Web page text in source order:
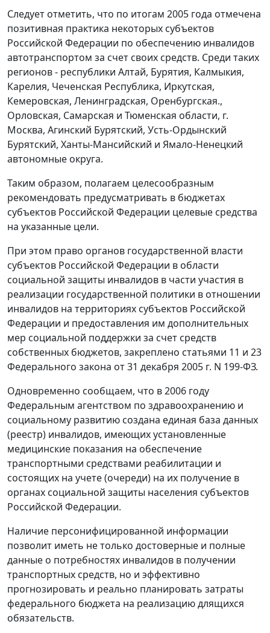
Следует отметить, что по итогам 2005 года отмечена
позитивная практика некоторых субъектов
Российской Федерации по обеспечению инвалидов
автотранспортом за счет своих средств. Среди таких
регионов - республики Алтай, Бурятия, Калмыкия,
Карелия, Чеченская Республика, Иркутская,
Кемеровская, Ленинградская, Оренбургская.,
Орловская, Самарская и Тюменская области, г.
Москва, Агинский Бурятский, Усть-Ордынский
Бурятский, Ханты-Мансийский и Ямало-Ненецкий
автономные округа.
Таким образом, полагаем целесообразным
рекомендовать предусматривать в бюджетах
субъектов Российской Федерации целевые средства
на указанные цели.
При этом право органов государственной власти
субъектов Российской Федерации в области
социальной защиты инвалидов в части участия в
реализации государственной политики в отношении
инвалидов на территориях субъектов Российской
Федерации и предоставления им дополнительных
мер социальной поддержки за счет средств
собственных бюджетов, закреплено статьями 11 и 23
Федерального закона от 31 декабря 2005 г. N 199-ФЗ.
Одновременно сообщаем, что в 2006 году
Федеральным агентством по здравоохранению и
социальному развитию создана единая база данных
(реестр) инвалидов, имеющих установленные
медицинские показания на обеспечение
транспортными средствами реабилитации и
состоящих на учете (очереди) на их получение в
органах социальной защиты населения субъектов
Российской Федерации.
Наличие персонифицированной информации
позволит иметь не только достоверные и полные
данные о потребностях инвалидов в получении
транспортных средств, но и эффективно
прогнозировать и реально планировать затраты
федерального бюджета на реализацию длящихся
обязательств.